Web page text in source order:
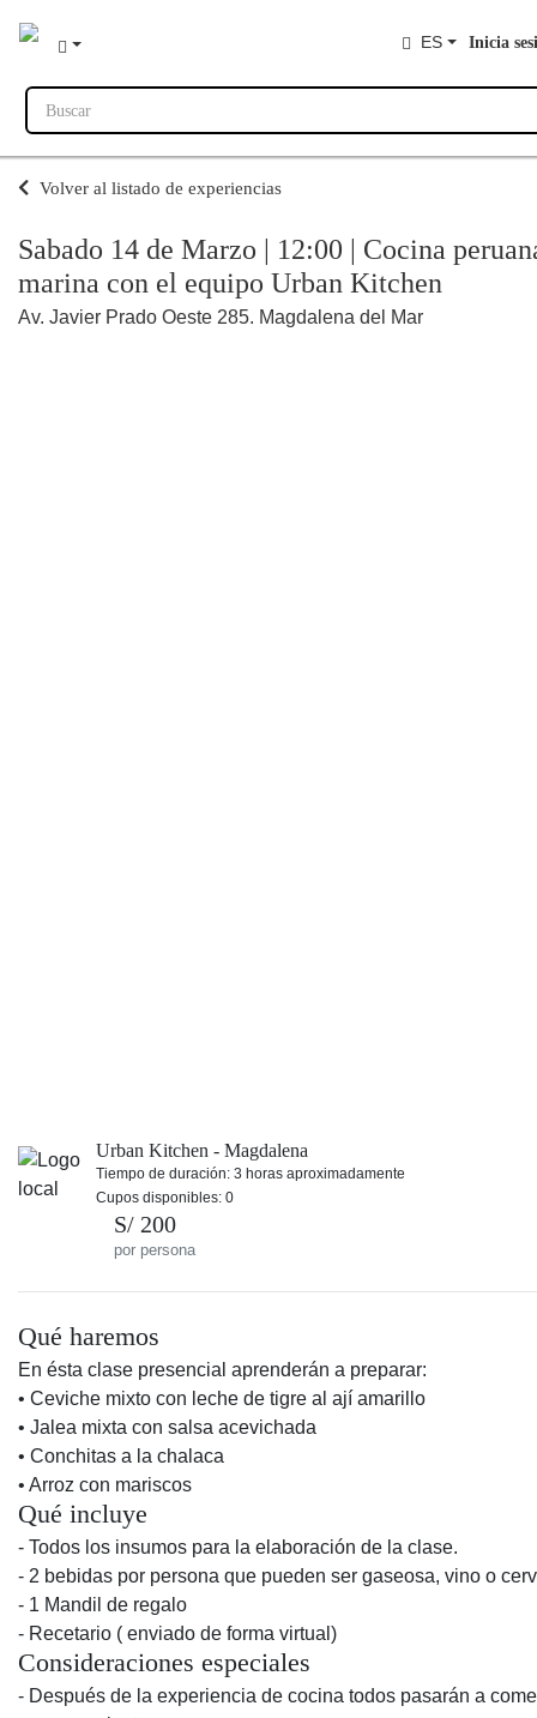
ES Inicia
Buscar
Volver al listado de experiencias
Sabado 14 de Marzo | 12:00 | Cocina
marina con el equipo Urban Kitchen
Av. Javier Prado Oeste 285. Magdalena del Mar
Urban Kitchen - Magdalena
Tiempo de duración: 3 horas aproximadamente
Cupos disponibles: 0
S/ 200
por persona
Qué haremos
En ésta clase presencial aprenderán a preparar:
• Ceviche mixto con leche de tigre al ají amarillo
• Jalea mixta con salsa acevichada
• Conchitas a la chalaca
• Arroz con mariscos
Qué incluye
- Todos los insumos para la elaboración de la clase.
- 2 bebidas por persona que pueden ser gaseosa, vino o
- 1 Mandil de regalo
- Recetario ( enviado de forma virtual)
Consideraciones especiales
- Después de la experiencia de cocina todos pasarán a